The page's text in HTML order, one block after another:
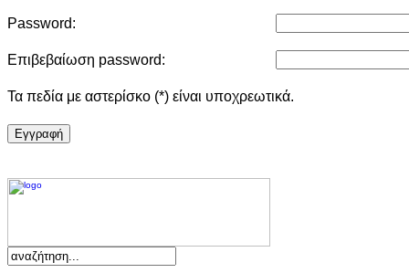
Password:
Επιβεβαίωση password:
Τα πεδία με αστερίσκο (*) είναι υποχρεωτικά.
Eγγραφή